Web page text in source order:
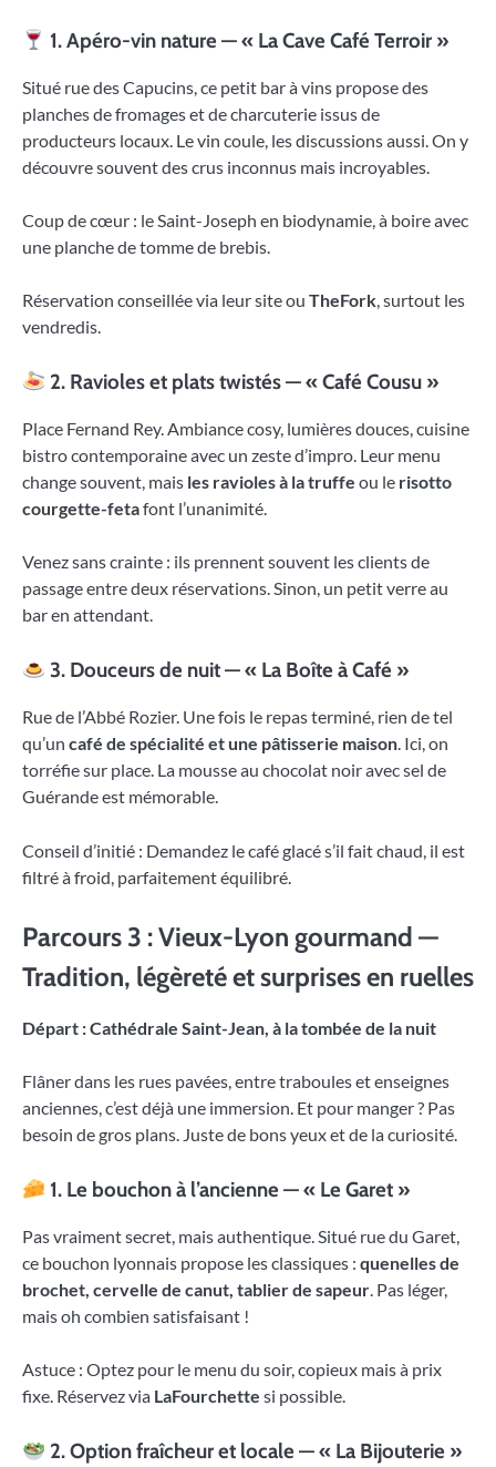
1. Apéro-vin nature — « La Cave Café Terroir »
Situé rue des Capucins, ce petit bar à vins propose des
planches de fromages et de charcuterie issus de
producteurs locaux. Le vin coule, les discussions aussi. On y
découvre souvent des crus inconnus mais incroyables.
Coup de cœur : le Saint-Joseph en biodynamie, à boire avec
une planche de tomme de brebis.
Réservation conseillée via leur site ou TheFork, surtout les
vendredis.
2. Ravioles et plats twistés — « Café Cousu »
Place Fernand Rey. Ambiance cosy, lumières douces, cuisine
bistro contemporaine avec un zeste d’impro. Leur menu
change souvent, mais les ravioles à la truffe ou le risotto
courgette-fetafont l’unanimité.
Venez sans crainte : ils prennent souvent les clients de
passage entre deux réservations. Sinon, un petit verre au
bar en attendant.
3. Douceurs de nuit — « La Boîte à Café »
Rue de l’Abbé Rozier. Une fois le repas terminé, rien de tel
qu’un café de spécialité et une pâtisserie maison. Ici, on
torréfie sur place. La mousse au chocolat noir avec sel de
Guérande est mémorable.
Conseil d’initié : Demandez le café glacé s’il fait chaud, il est
filtré à froid, parfaitement équilibré.
Parcours 3 : Vieux-Lyon gourmand —
Tradition, légèreté et surprises en ruelles
Départ : Cathédrale Saint-Jean, à la tombée de la nuit
Flâner dans les rues pavées, entre traboules et enseignes
anciennes, c’est déjà une immersion. Et pour manger ? Pas
besoin de gros plans. Juste de bons yeux et de la curiosité.
1. Le bouchon à l’ancienne — « Le Garet »
Pas vraiment secret, mais authentique. Situé rue du Garet,
ce bouchon lyonnais propose les classiques : quenelles de
brochet, cervelle de canut, tablier de sapeur. Pas léger,
mais oh combien satisfaisant !
Astuce : Optez pour le menu du soir, copieux mais à prix
fixe. Réservez via LaFourchette si possible.
2. Option fraîcheur et locale — « La Bijouterie »